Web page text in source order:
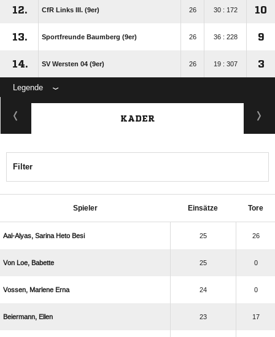
12. CfR Links III. (9er) 26 30 : 172 10
13. Sportfreunde Baumberg (9er) 26 36 : 228 9
14. SV Wersten 04 (9er) 26 19 : 307 3
Legende
KADER
Filter
Spieler Einsätze Tore
    25 26
   25 0
   24 0
  23 17